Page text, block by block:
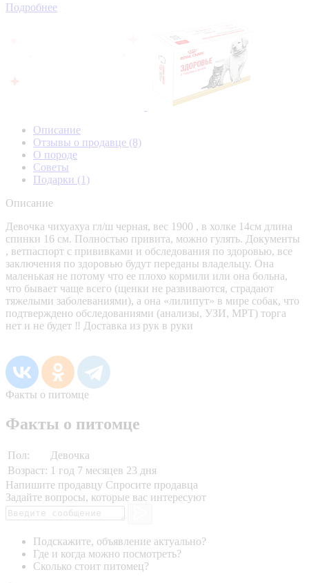
Подробнее
Описание
Отзывы о продавце (8)
О породе
Советы
Подарки (1)
Описание
Девочка чихуахуа гл/ш черная, вес 1900 , в холке 14см длина
спинки 16 см. Полностью привита, можно гулять. Документы
, ветпаспорт с прививками и обследования по здоровью, все
заключения по здоровью будут переданы владельцу. Она
маленькая не потому что ее плохо кормили или она больна,
что бывает чаще всего (щенки не развиваются, страдают
тяжелыми заболеваниями), а она «лилипут» в мире собак, что
подтверждено обследованиями (анализы, УЗИ, МРТ) торга
нет и не будет ‼️ Доставка из рук в руки
Факты о питомце
Факты о питомце
Пол:
Девочка
Возраст: 1 год 7 месяцев 23 дня
Напишите продавцу Спросите продавца
Задайте вопросы, которые вас интересуют
Подскажите, объявление актуально?
Где и когда можно посмотреть?
Сколько стоит питомец?